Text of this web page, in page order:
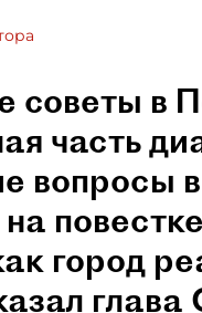
в
часть
вопросы
город
глава